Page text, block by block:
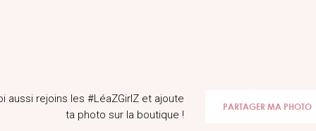
aussi rejoins les #LéaZGirlZ et ajoute
ta photo sur la boutique !
PARTAGER MA PHOTO